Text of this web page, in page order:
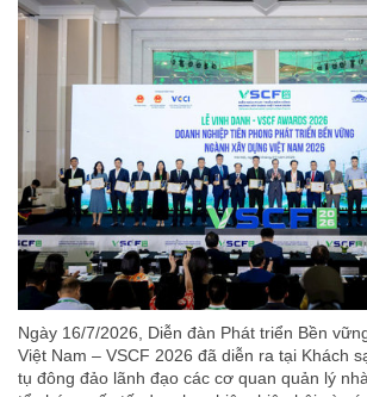
Ngày 16/7/2026, Diễn đàn Phát triển Bền
Việt Nam – VSCF 2026 đã diễn ra tại Khách
tụ đông đảo lãnh đạo các cơ quan quản lý